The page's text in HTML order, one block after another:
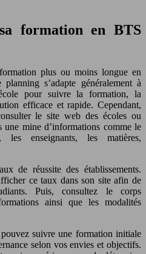
formation en BTS
plus ou moins longue en
s’adapte généralement à
pour suivre la formation, la
efficace et rapide. Cependant,
le site web des écoles ou
une mine d’informations comme le
les enseignants, les matières,
de réussite des établissements.
ce taux dans son site afin de
Puis, consultez le corps
ainsi que les modalités
suivre une formation initiale
selon vos envies et objectifs.